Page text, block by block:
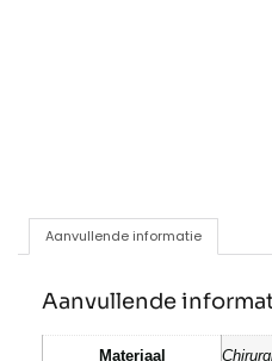
Aanvullende informatie
Aanvullende
Materiaal